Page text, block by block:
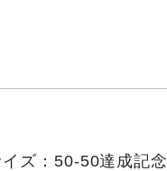
ズ：50-50達成記念